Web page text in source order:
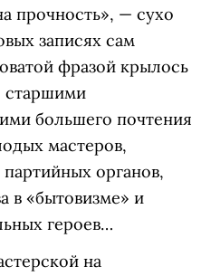
прочность», — сухо
записях сам
фразой крылось
старшими
большего почтения
мастеров,
органов,
в «бытовизме» и
героев…
на